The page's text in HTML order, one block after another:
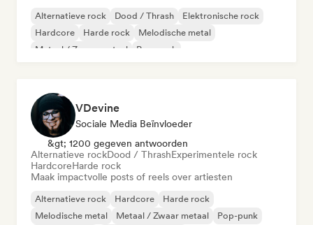
Alternatieve rock Dood / Thrash
Elektronische rock
Hardcore
Harde rock
Melodische metal
Metaal / Zwaar metaal
Pop-punk
VDevine
Sociale Media Beïnvloeder
&gt; 1200 gegeven antwoorden
Alternatieve rockDood / ThrashExperimentele rock
HardcoreHarde rock
Maak impactvolle posts of reels over artiesten
Alternatieve rock Hardcore
Harde rock
Melodische metal
Metaal / Zwaar metaal Pop-punk